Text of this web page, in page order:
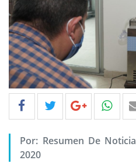
Por: Resumen De
2020